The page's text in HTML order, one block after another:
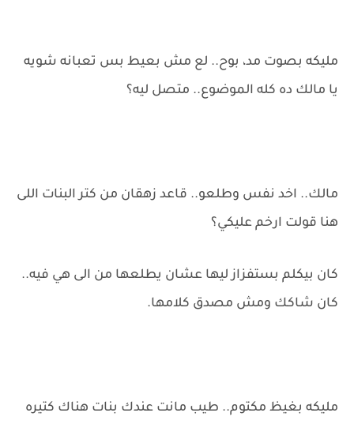
مليكه بصوت مد، بوح.. لع مش بعيط بس تعبانه شويه
يا مالك ده كله الموضوع.. متصل ليه؟
مالك.. اخد نفس وطلعو.. قاعد زهقان من كتر البنات اللى
هنا قولت ارخم عليكي؟
كان بيكلم بستفزاز ليها عشان يطلعها من الى هي فيه..
كان شاكك ومش مصدق كلامها.
مليكه بغيظ مكتوم.. طيب مانت عندك بنات هناك كتيره